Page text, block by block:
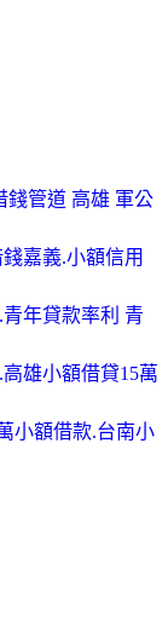
錢管道 高雄 軍公
嘉義.小額信用
年貸款率利 青
雄小額借貸15萬
小額借款.台南小